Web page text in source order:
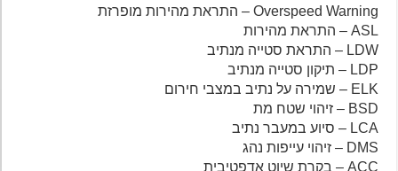
Overspeed Warning – התראת מהירות מופרזת
ASL – התראת מהירות
LDW – התראת סטייה מנתיב
LDP – תיקון סטייה מנתיב
ELK – שמירה על נתיב במצבי חירום
BSD – זיהוי שטח מת
LCA – סיוע במעבר נתיב
DMS – זיהוי עייפות נהג
ACC – בקרת שיוט אדפטיבית